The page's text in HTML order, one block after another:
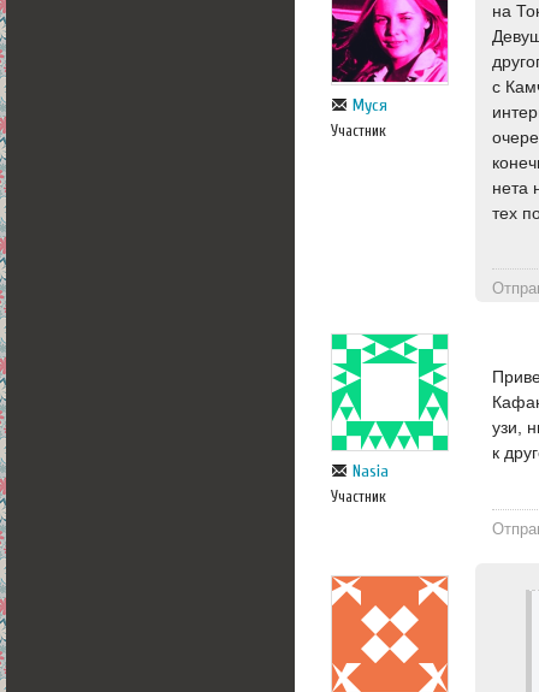
Муся
Участник
на
с
нета
тех
Nasia
Участник
узи,
к